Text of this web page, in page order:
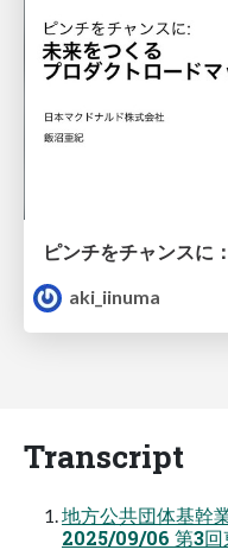
aki_iinuma
Transcript
地方公共団体基幹
2025/09/06 第3回